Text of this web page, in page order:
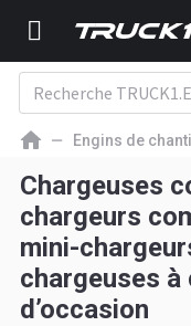
Engins de
Chargeuses
chargeurs
mini-
chargeuses
d’occasion